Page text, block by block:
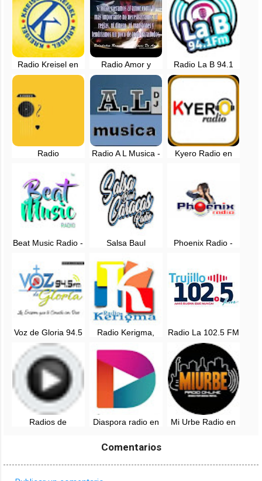
Radio Kreisel en
vivo - Caracas,
Radio Amor y
Baladas en vivo -
Venezuela
Radio La B 94.1
FM en vivo - Zulia,
Radio
Digital en vivo
Radio A L Musica -
Venezuela
Kyero Radio en
Beat Music Radio -
Venezuela
Salsa Baul
EN VIVO
Phoenix Radio -
Voz de Gloria 94.5
FM - EN VIVO
Radio Kerigma,
Venezuela
Radio La 102.5 FM
en vivo - Trujillo -
Venezuela
Radios de
Diaspora radio en
Mi Urbe Radio en
Comentarios